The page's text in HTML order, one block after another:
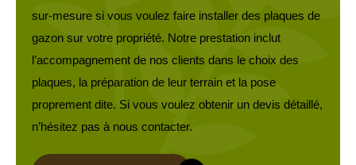
sur-mesure si vous voulez faire installer des plaques de
gazon sur votre propriété. Notre prestation inclut
l’accompagnement de nos clients dans le choix des
plaques, la préparation de leur terrain et la pose
proprement dite. Si vous voulez obtenir un devis détaillé,
n’hésitez pas à nous contacter.